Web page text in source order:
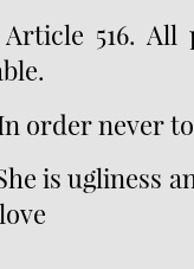
Article 516.
order never
is ugliness